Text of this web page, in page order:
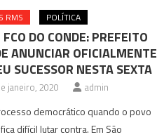
RMS POLÍTICA
FCO DO CONDE: PREFEITO
ANUNCIAR OFICIALMENTE
SUCESSOR NESTA SEXTA
janeiro, 2020 admin
democrático quando o povo
difícil lutar contra. Em São